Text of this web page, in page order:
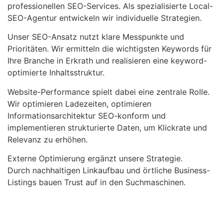
professionellen SEO-Services. Als spezialisierte Local-
SEO-Agentur entwickeln wir individuelle Strategien.
Unser SEO-Ansatz nutzt klare Messpunkte und
Prioritäten. Wir ermitteln die wichtigsten Keywords für
Ihre Branche in Erkrath und realisieren eine keyword-
optimierte Inhaltsstruktur.
Website-Performance spielt dabei eine zentrale Rolle.
Wir optimieren Ladezeiten, optimieren
Informationsarchitektur SEO-konform und
implementieren strukturierte Daten, um Klickrate und
Relevanz zu erhöhen.
Externe Optimierung ergänzt unsere Strategie.
Durch nachhaltigen Linkaufbau und örtliche Business-
Listings bauen Trust auf in den Suchmaschinen.